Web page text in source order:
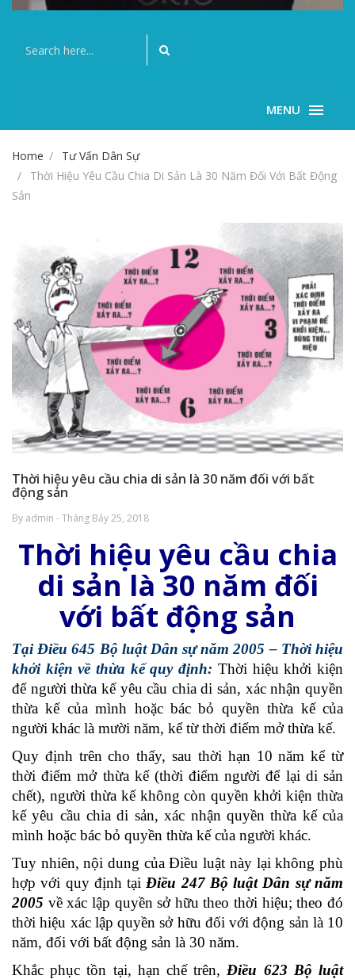
MENU
Home
Tư Vấn Dân Sự
Thời Hiệu Yêu Cầu Chia Di Sản Là 30 Năm Đối Với Bất Động
Sản
Thời hiệu yêu cầu chia di sản là 30 năm đối với bất
động sản
By admin - Tháng Bảy 25, 2018
Thời hiệu yêu cầu chia
di sản là 30 năm đối
với bất động sản
Tại Điều 645 Bộ luật Dân sự năm 2005 – Thời hiệu
khởi kiện về thừa kế quy định: Thời hiệu khởi kiện
để người thừa kế yêu cầu chia di sản, xác nhận quyền
thừa kế của mình hoặc bác bỏ quyền thừa kế của
người khác là mười năm, kể từ thời điểm mở thừa kế.
Quy định trên cho thấy, sau thời hạn 10 năm kể từ
thời điểm mở thừa kế (thời điểm người để lại di sản
chết), người thừa kế không còn quyền khởi kiện thừa
kế yêu cầu chia di sản, xác nhận quyền thừa kế của
mình hoặc bác bỏ quyền thừa kế của người khác.
Tuy nhiên, nội dung của Điều luật này lại không phù
hợp với quy định tại Điều 247 Bộ luật Dân sự năm
2005 về xác lập quyền sở hữu theo thời hiệu; theo đó
thời hiệu xác lập quyền sở hữu đối với động sản là 10
năm, đối với bất động sản là 30 năm.
Khắc phục tồn tại, hạn chế trên, Điều 623 Bộ luật